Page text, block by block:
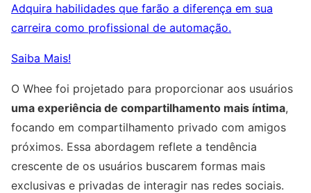
Adquira habilidades que farão a diferença em sua
carreira como profissional de automação.
Saiba Mais!
O Whee foi projetado para proporcionar aos usuários
uma experiência de compartilhamento mais íntima,
focando em compartilhamento privado com amigos
próximos. Essa abordagem reflete a tendência
crescente de os usuários buscarem formas mais
exclusivas e privadas de interagir nas redes sociais.